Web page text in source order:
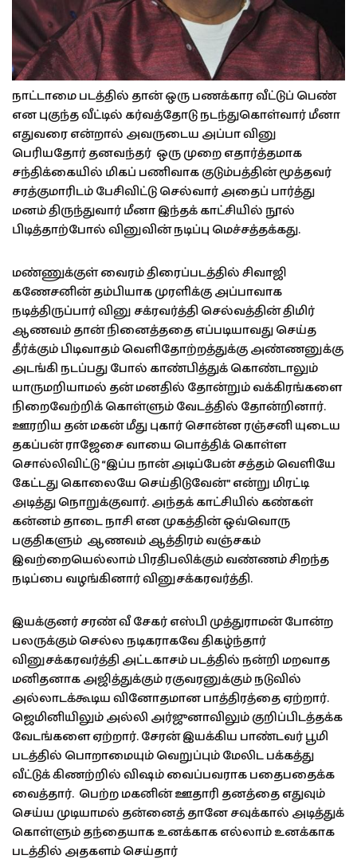
நாட்டாமை படத்தில் தான் ஒரு பணக்கார வீட்டுப் பெண்
என புகுந்த வீட்டில் கர்வத்தோடு நடந்துகொள்வார் மீனா
எதுவரை என்றால் அவருடைய அப்பா வினு
பெரியதோர் தனவந்தர் ஒரு முறை எதார்த்தமாக
சந்திக்கையில் மிகப் பணிவாக குடும்பத்தின் மூத்தவர்
சரத்குமாரிடம் பேசிவிட்டு செல்வார் அதைப் பார்த்து
மனம் திருந்துவார் மீனா இந்தக் காட்சியில் நூல்
பிடித்தாற்போல் வினுவின் நடிப்பு மெச்சத்தக்கது.
மண்ணுக்குள் வைரம் திரைப்படத்தில் சிவாஜி
கணேசனின் தம்பியாக முரளிக்கு அப்பாவாக
நடித்திருப்பார் வினு சக்ரவர்த்தி செல்வத்தின் திமிர்
ஆணவம் தான் நினைத்ததை எப்படியாவது செய்த
தீர்க்கும் பிடிவாதம் வெளிதோற்றத்துக்கு அண்ணனுக்கு
அடங்கி நடப்பது போல் காண்பித்துக் கொண்டாலும்
யாருமறியாமல் தன் மனதில் தோன்றும் வக்கிரங்களை
நிறைவேற்றிக் கொள்ளும் வேடத்தில் தோன்றினார்.
ஊரறிய தன் மகன் மீது புகார் சொன்ன ரஞ்சனி யுடைய
தகப்பன் ராஜேசை வாயை பொத்திக் கொள்ள
சொல்லிவிட்டு “இப்ப நான் அடிப்பேன் சத்தம் வெளியே
கேட்டது கொலையே செய்திடுவேன்” என்று மிரட்டி
அடித்து நொறுக்குவார். அந்தக் காட்சியில் கண்கள்
கன்னம் தாடை நாசி என முகத்தின் ஒவ்வொரு
பகுதிகளும் ஆணவம் ஆத்திரம் வஞ்சகம்
இவற்றையெல்லாம் பிரதிபலிக்கும் வண்ணம் சிறந்த
நடிப்பை வழங்கினார் வினுசக்கரவர்த்தி.
இயக்குனர் சரண் வீ சேகர் எஸ்பி முத்துராமன் போன்ற
பலருக்கும் செல்ல நடிகராகவே திகழ்ந்தார்
வினுசக்கரவர்த்தி அட்டகாசம் படத்தில் நன்றி மறவாத
மனிதனாக அஜித்துக்கும் ரகுவரனுக்கும் நடுவில்
அல்லாடக்கூடிய வினோதமான பாத்திரத்தை ஏற்றார்.
ஜெமினியிலும் அல்லி அர்ஜுனாவிலும் குறிப்பிடத்தக்க
வேடங்களை ஏற்றார். சேரன் இயக்கிய பாண்டவர் பூமி
படத்தில் பொறாமையும் வெறுப்பும் மேலிட பக்கத்து
வீட்டுக் கிணற்றில் விஷம் வைப்பவராக பதைபதைக்க
வைத்தார். பெற்ற மகனின் ஊதாரி தனத்தை எதுவும்
செய்ய முடியாமல் தன்னைத் தானே சவுக்கால் அடித்துக்
கொள்ளும் தந்தையாக உனக்காக எல்லாம் உனக்காக
படத்தில் அதகளம் செய்தார்